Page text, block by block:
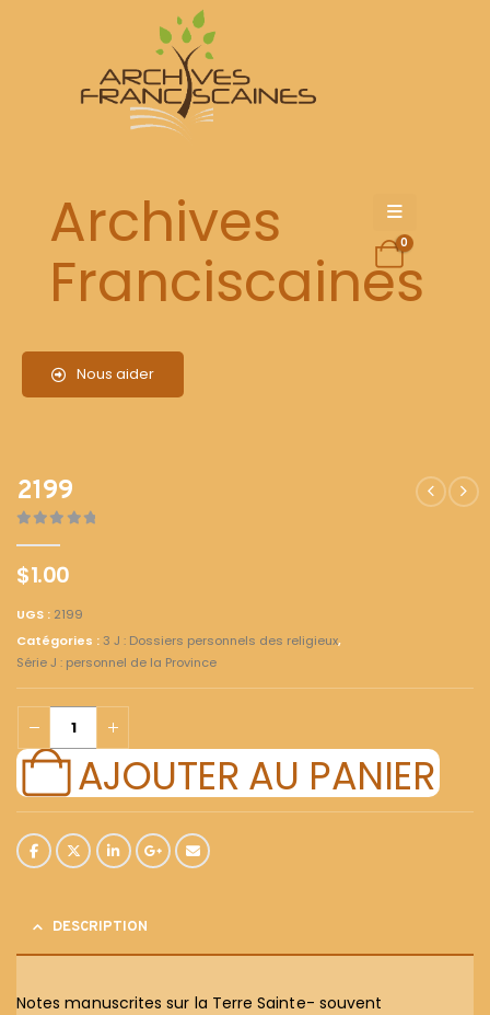
Archives
Franciscaines
Nous aider
0
2199
$1.00
UGS : 2199
Catégories : 3 J : Dossiers personnels des religieux,
Série J : personnel de la Province
AJOUTER AU PANIER
DESCRIPTION
Notes manuscrites sur la Terre Sainte- souvent